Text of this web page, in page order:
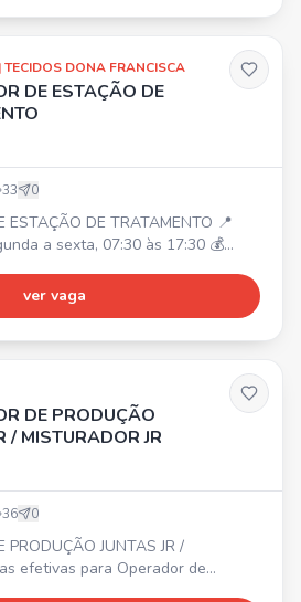
TECIDOS DONA FRANCISCA
DE ESTAÇÃO DE
33 0
DE TRATAMENTO 📍
a sexta, 07:30 às 17:30 💰
próprio
transporte ou ajuda de custo;
ver vaga
DE PRODUÇÃO
/ MISTURADOR JR
36 0
PRODUÇÃO JUNTAS JR /